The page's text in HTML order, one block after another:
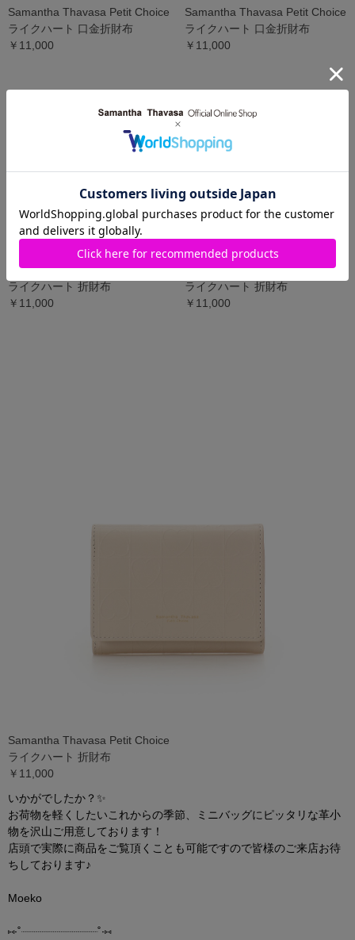
Samantha Thavasa Petit Choice
ライクハート 口金折財布
￥11,000
Samantha Thavasa Petit Choice
ライクハート 口金折財布
￥11,000
Samantha Thavasa Petit Choice
ライクハート 折財布
￥11,000
Samantha Thavasa Petit Choice
ライクハート 折財布
￥11,000
Samantha Thavasa Petit Choice
ライクハート 折財布
￥11,000
いかがでしたか？✨
お荷物を軽くしたいこれからの季節、ミニバッグにピッタリな革小
物を沢山ご用意しております！
店頭で実際に商品をご覧頂くことも可能ですので皆様のご来店お待
ちしております♪
Moeko
⑅︎∙︎˚┈︎┈︎┈︎┈︎┈︎┈︎┈︎┈︎┈︎┈︎┈︎┈︎˚∙︎⑅︎